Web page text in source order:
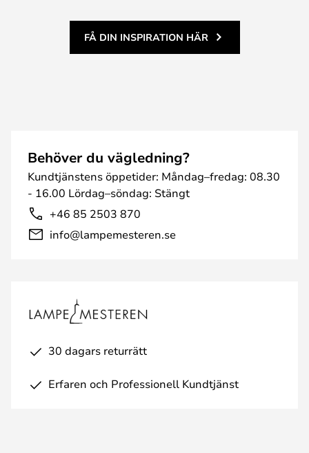
FÅ DIN INSPIRATION HÄR
Behöver du vägledning?
Kundtjänstens öppetider: Måndag–fredag: 08.30
- 16.00 Lördag–söndag: Stängt
+46 85 2503 870
info@lampemesteren.se
30 dagars returrätt
Erfaren och Professionell Kundtjänst